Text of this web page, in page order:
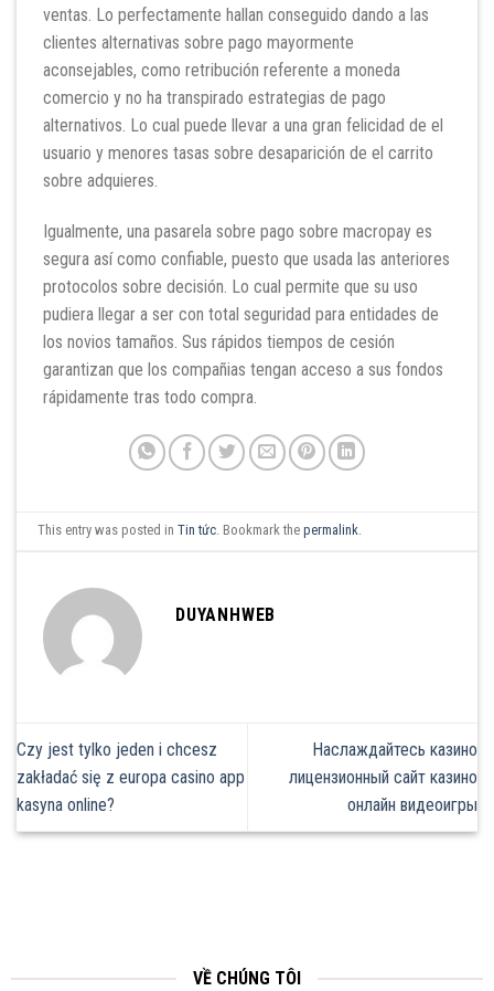
ventas. Lo perfectamente hallan conseguido dando a las
clientes alternativas sobre pago mayormente
aconsejables, como retribución referente a moneda
comercio y no ha transpirado estrategias de pago
alternativos. Lo cual puede llevar a una gran felicidad de el
usuario y menores tasas sobre desaparición de el carrito
sobre adquieres.
Igualmente, una pasarela sobre pago sobre macropay es
segura así­ como confiable, puesto que usada las anteriores
protocolos sobre decisión. Lo cual permite que su uso
pudiera llegar a ser con total seguridad para entidades de
los novios tamaños. Sus rápidos tiempos de cesión
garantizan que los compañias tengan acceso a sus fondos
rápidamente tras todo compra.
This entry was posted inTin tức. Bookmark thepermalink.
DUYANHWEB
Czy jest tylko jeden i chcesz
zakładać się z europa casino app
kasyna online?
Наслаждайтесь казино
лицензионный сайт казино
онлайн видеоигры
VỀ CHÚNG TÔI